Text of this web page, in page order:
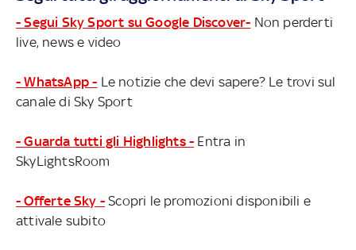
- Segui Sky Sport su Google Discover- Non perderti
live, news e video
- WhatsApp - Le notizie che devi sapere? Le trovi sul
canale di Sky Sport
- Guarda tutti gli Highlights - Entra in
SkyLightsRoom
- Offerte Sky - Scopri le promozioni disponibili e
attivale subito